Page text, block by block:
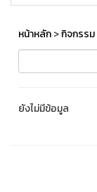
หน้าหลัก>กิจกรรม
ยังไม่มีข้อมูล